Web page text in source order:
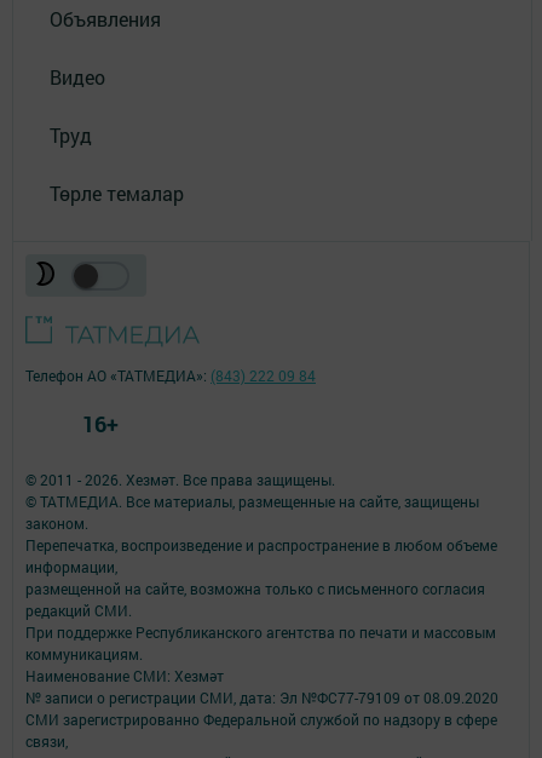
Объявления
Видео
Труд
Төрле темалар
© 2011 - 2026. Хезмәт. Все права защищены.
© ТАТМЕДИА. Все материалы, размещенные на сайте, защищены
законом.
Перепечатка, воспроизведение и распространение в любом объеме
информации,
размещенной на сайте, возможна только с письменного согласия
редакций СМИ.
При поддержке Республиканского агентства по печати и массовым
коммуникациям.
Наименование СМИ: Хезмәт
№ записи о регистрации СМИ, дата: Эл №ФС77-79109 от 08.09.2020
СМИ зарегистрированно Федеральной службой по надзору в сфере
связи,
Телефон АО «ТАТМЕДИА»: (843) 222 09 84
16+